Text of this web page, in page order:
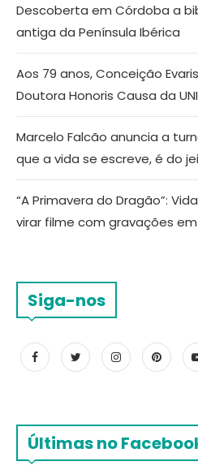
Descoberta em Córdoba a
antiga da Península Ibérica
Aos 79 anos, Conceição
Doutora Honoris Causa da
Marcelo Falcão anuncia a
que a vida se escreve, é do
“A Primavera do Dragão”:
virar filme com gravações
Siga-nos
Últimas no